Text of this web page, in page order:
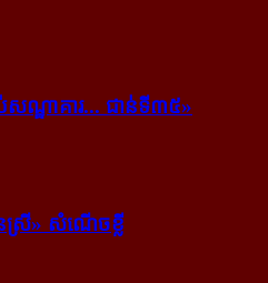
ប់សណ្ឋាគារ... ជាន់ទី៣៥»
ស្រី» សំណើចខ្លី